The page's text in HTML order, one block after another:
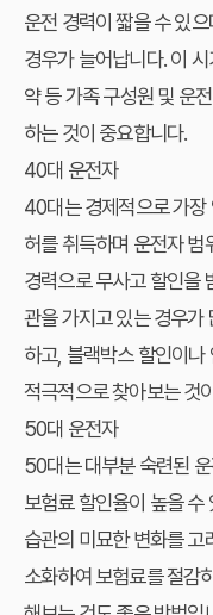
운전 경력이 짧을 수 있
경우가 늘어납니다. 이
약 등 가족 구성원 및 운
하는 것이 중요합니다.
40대 운전자
40대는 경제적으로 가장
허를 취득하며 운전자 범
경력으로 무사고 할인을
관을 가지고 있는 경우가
하고, 블랙박스 할인이
적극적으로 찾아보는 것
50대 운전자
50대는 대부분 숙련된
보험료 할인율이 높을 수
습관의 미묘한 변화를 고
소화하여 보험료를 절감